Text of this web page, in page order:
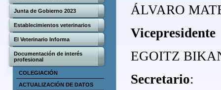
Junta de Gobierno 2023
Establecimientos veterinarios
El Veterinario Informa
Documentación de interés
profesional
COLEGIACIÓN
ACTUALIZACIÓN DE DATOS
ÁLVARO
Vicepresidente
EGOITZ
Secretario: